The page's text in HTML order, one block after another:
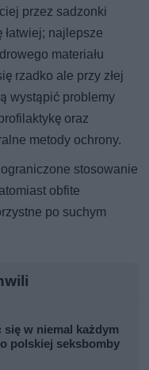
przez sadzonki
łatwiej; najlepsze
materiału
rzadko ale przy złej
wystąpić problemy
oraz
metody ochrony.
stosowanie
obfite
po suchym
się w niemal każdym
polskiej seksbomby